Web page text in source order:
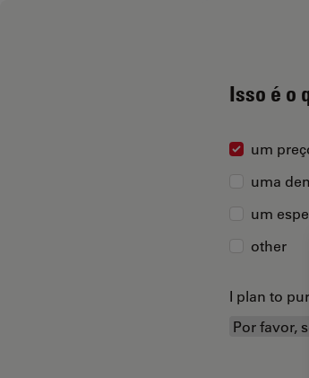
Isso é o
um
uma
um
other
I plan to